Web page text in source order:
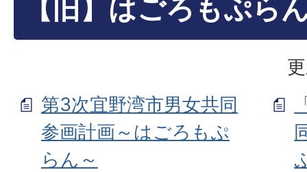
【旧】はごろもぷら
第3次宜野湾市男女共同
参画計画～はごろもぷ
らん～